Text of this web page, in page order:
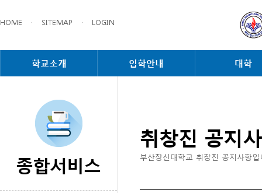
HOME · SITEMAP · LOGIN
학교소개 입학안내 대학
종합서비스
취창진 공지
부산장신대학교 취창진 공지사항입